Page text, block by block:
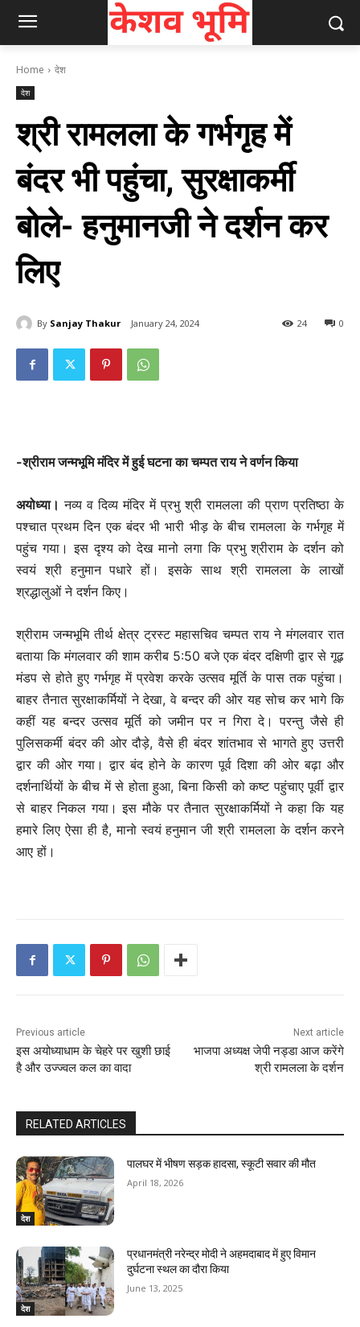
Home देश
देश
श्री रामलला के गर्भगृह में
बंदर भी पहुंचा, सुरक्षाकर्मी
बोले- हनुमानजी ने दर्शन कर
लिए
By Sanjay Thakur January 24, 2024 0
24
-श्रीराम जन्मभूमि मंदिर में हुई घटना का चम्पत राय ने वर्णन किया
अयोध्या। नव्य व दिव्य मंदिर में प्रभु श्री रामलला की प्राण प्रतिष्ठा के
पश्चात प्रथम दिन एक बंदर भी भारी भीड़ के बीच रामलला के गर्भगृह में
पहुंच गया। इस दृश्य को देख मानो लगा कि प्रभु श्रीराम के दर्शन को
स्वयं श्री हनुमान पधारे हों। इसके साथ श्री रामलला के लाखों
श्रद्धालुओं ने दर्शन किए।
श्रीराम जन्मभूमि तीर्थ क्षेत्र ट्रस्ट महासचिव चम्पत राय ने मंगलवार रात
बताया कि मंगलवार की शाम करीब 5:50 बजे एक बंदर दक्षिणी द्वार से गूढ़
मंडप से होते हुए गर्भगृह में प्रवेश करके उत्सव मूर्ति के पास तक पहुंचा।
बाहर तैनात सुरक्षाकर्मियों ने देखा, वे बन्दर की ओर यह सोच कर भागे कि
कहीं यह बन्दर उत्सव मूर्ति को जमीन पर न गिरा दे। परन्तु जैसे ही
पुलिसकर्मी बंदर की ओर दौड़े, वैसे ही बंदर शांतभाव से भागते हुए उत्तरी
द्वार की ओर गया। द्वार बंद होने के कारण पूर्व दिशा की ओर बढ़ा और
दर्शनार्थियों के बीच में से होता हुआ, बिना किसी को कष्ट पहुंचाए पूर्वी द्वार
से बाहर निकल गया। इस मौके पर तैनात सुरक्षाकर्मियों ने कहा कि यह
हमारे लिए ऐसा ही है, मानो स्वयं हनुमान जी श्री रामलला के दर्शन करने
आए हों।
Previous article
इस अयोध्याधाम के चेहरे पर खुशी छाई
है और उज्ज्वल कल का वादा
Next article
भाजपा अध्‍यक्ष जेपी नड्डा आज करेंगे
श्री रामलला के दर्शन
RELATED ARTICLES
देश
पालघर में भीषण सड़क हादसा, स्कूटी सवार की मौत
April 18, 2026
देश
प्रधानमंत्री नरेन्द्र मोदी ने अहमदाबाद में हुए विमान
दुर्घटना स्थल का दौरा किया
June 13, 2025